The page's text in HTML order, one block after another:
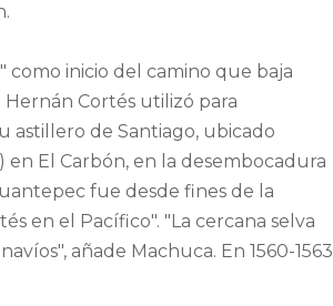
inicio del camino que baja
Cortés utilizó para
astillero de Santiago, ubicado
en El Carbón, en la desembocadura
fue desde fines de la
en el Pacífico". "La cercana selva
añade Machuca. En 1560-1563